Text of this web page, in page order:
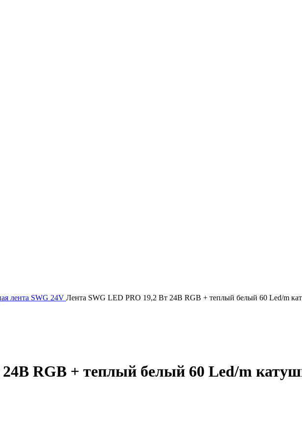
лента SWG 24V Лента SWG LED PRO 19,2 Вт 24В RGB + теплый белый 60 Led/m
RGB + теплый белый 60 Led/m